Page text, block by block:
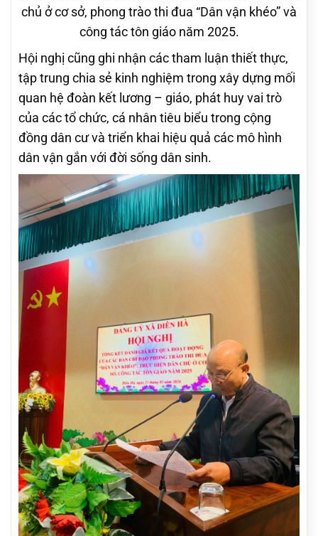
chủ ở cơ sở, phong trào thi đua “Dân vận khéo” và
công tác tôn giáo năm 2025.
Hội nghị cũng ghi nhận các tham luận thiết thực,
tập trung chia sẻ kinh nghiệm trong xây dựng mối
quan hệ đoàn kết lương – giáo, phát huy vai trò
của các tổ chức, cá nhân tiêu biểu trong cộng
đồng dân cư và triển khai hiệu quả các mô hình
dân vận gắn với đời sống dân sinh.